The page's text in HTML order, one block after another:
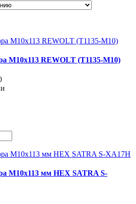
M10x113 REWOLT (T1135-M10)
M10x113 мм HEX SATRA S-